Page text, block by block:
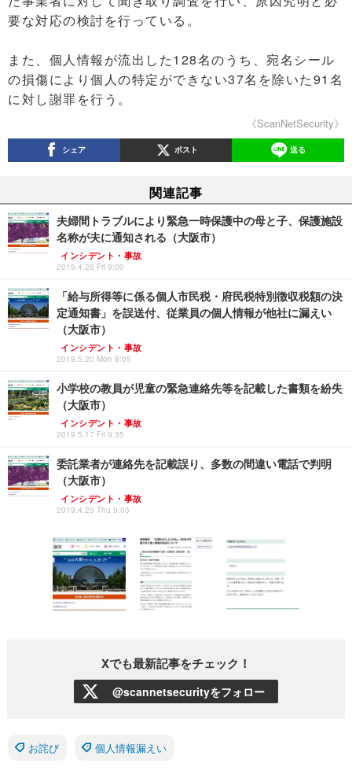
要な対応の検討を行っている。
また、個人情報が流出した128名のうち、宛名シール
の損傷により個人の特定ができない37名を除いた91名
に対し謝罪を行う。
《ScanNetSecurity》
シェア ポスト 送る
関連記事
夫婦間トラブルにより緊急一時保護中の母と子、保護施設
名称が夫に通知される（大阪市）
インシデント・事故
2019.4.26 Fri 9:00
「給与所得等に係る個人市民税・府民税特別徴収税額の決
定通知書」を誤送付、従業員の個人情報が他社に漏えい
（大阪市）
インシデント・事故
2019.5.20 Mon 8:05
小学校の教員が児童の緊急連絡先等を記載した書類を紛失
（大阪市）
インシデント・事故
2019.5.17 Fri 9:35
委託業者が連絡先を記載誤り、多数の間違い電話で判明
（大阪市）
インシデント・事故
2019.4.25 Thu 9:05
Xでも最新記事をチェック！
@scannetsecurityをフォロー
お詫び 個人情報漏えい